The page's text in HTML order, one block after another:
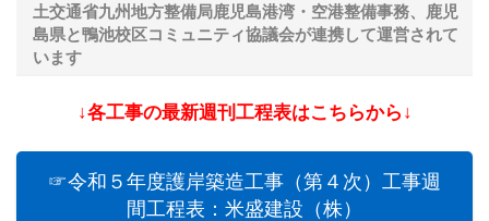
土交通省九州地方整備局鹿児島港湾・空港整備事務、鹿児
島県と鴨池校区コミュニティ協議会が連携して運営されて
います
↓各工事の最新週刊工程表はこちらから↓
☞令和５年度護岸築造工事（第４次）工事週
間工程表：米盛建設（株）